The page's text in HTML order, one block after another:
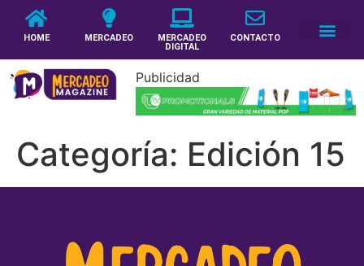
HOME MERCADEO
MERCADEO
DIGITAL
CONTACTO
Publicidad
Categoría: Edición 15